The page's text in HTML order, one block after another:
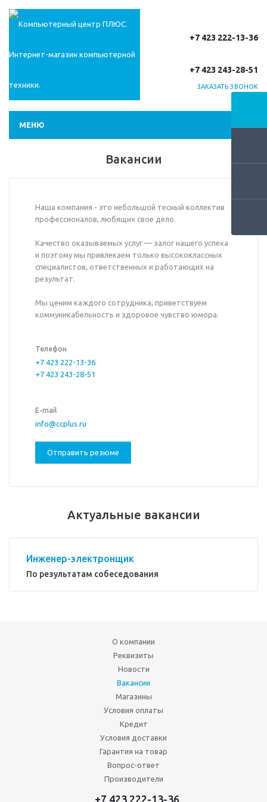
+7 423 222-13-36
+7 423 243-28-51
ЗАКАЗАТЬ ЗВОНОК
МЕНЮ
Вакансии
Наша компания - это небольшой тесный коллектив
профессионалов, любящих свое дело.
Качество оказываемых услуг — залог нашего успеха
и поэтому мы привлекаем только высококлассных
специалистов, ответственных и работающих на
результат.
Мы ценим каждого сотрудника, приветствуем
коммуникабельность и здоровое чувство юмора.
Телефон
+7 423 222-13-36
+7 423 243-28-51
E-mail
info@ccplus.ru
Отправить резюме
Актуальные вакансии
Инженер-электронщик
По результатам собеседования
О компании
Реквизиты
Новости
Вакансии
Магазины
Условия оплаты
Кредит
Условия доставки
Гарантия на товар
Вопрос-ответ
Производители
+7 423 222-13-36